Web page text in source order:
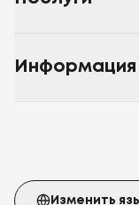
Информация
Изменить